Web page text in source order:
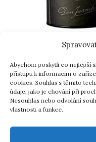
Abychom poskytli co nejlepší
přístupu k informacím o
cookies. Souhlas s těmito
údaje, jako je chování při
Nesouhlas nebo odvolání
vlastnosti a funkce.
Diplomático